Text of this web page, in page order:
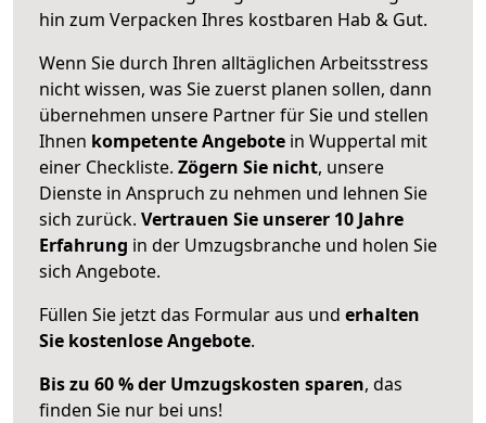
hin zum Verpacken Ihres kostbaren Hab & Gut.
Wenn Sie durch Ihren alltäglichen Arbeitsstress
nicht wissen, was Sie zuerst planen sollen, dann
übernehmen unsere Partner für Sie und stellen
Ihnen kompetente Angebote in Wuppertal mit
einer Checkliste. Zögern Sie nicht, unsere
Dienste in Anspruch zu nehmen und lehnen Sie
sich zurück. Vertrauen Sie unserer 10 Jahre
Erfahrung in der Umzugsbranche und holen Sie
sich Angebote.
Füllen Sie jetzt das Formular aus und erhalten
Sie kostenlose Angebote.
Bis zu 60 % der Umzugskosten sparen, das
finden Sie nur bei uns!